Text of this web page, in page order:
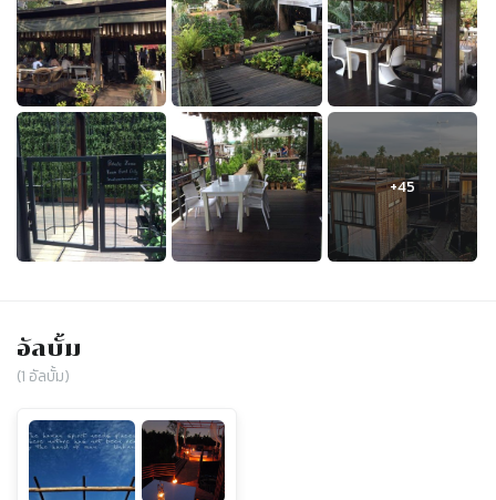
อัลบั้ม
(1 อัลบั้ม)